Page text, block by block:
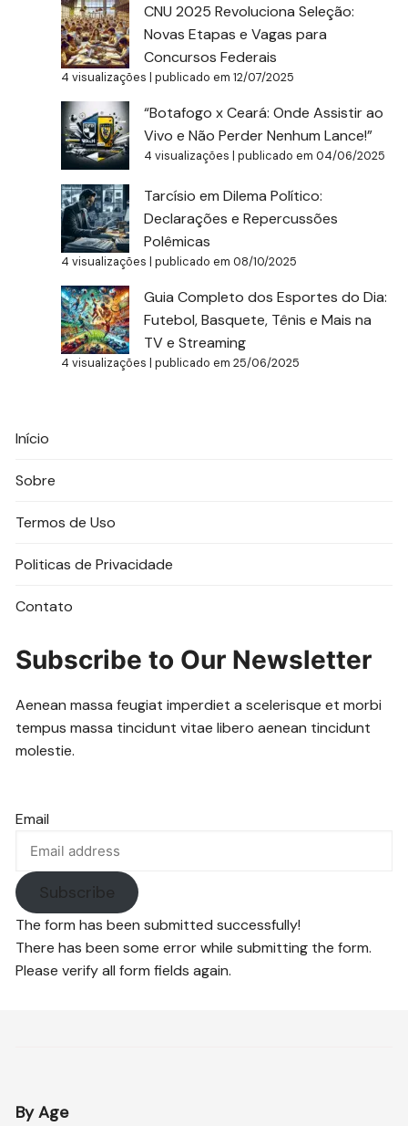
CNU 2025 Revoluciona Seleção:
Novas Etapas e Vagas para
Concursos Federais
4 visualizações |publicado em 12/07/2025
“Botafogo x Ceará: Onde Assistir ao
Vivo e Não Perder Nenhum Lance!”
4 visualizações |publicado em 04/06/2025
Tarcísio em Dilema Político:
Declarações e Repercussões
Polêmicas
4 visualizações |publicado em 08/10/2025
Guia Completo dos Esportes do Dia:
Futebol, Basquete, Tênis e Mais na
TV e Streaming
4 visualizações |publicado em 25/06/2025
Início
Sobre
Termos de Uso
Politicas de Privacidade
Contato
Subscribe to Our Newsletter
Aenean massa feugiat imperdiet a scelerisque et morbi
tempus massa tincidunt vitae libero aenean tincidunt
molestie.
Email
Subscribe
The form has been submitted successfully!
There has been some error while submitting the form.
Please verify all form fields again.
By Age